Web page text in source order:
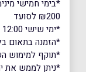
₪200 לסועד
*ימי שישי 12:00 עד 16:00
*הזמנה בתאום
*תוקף למימוש
*ניתן לממש את